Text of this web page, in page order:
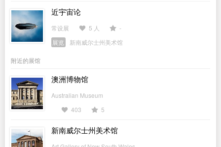
近宇宙论
常设展 5 人
-
展览
新南威尔士州美术馆
附近的展馆
澳洲博物馆
Australian Museum
403
5
新南威尔士州美术馆